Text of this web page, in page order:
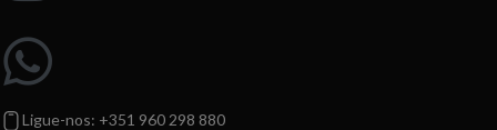
Ligue-nos: +351 960 298 880